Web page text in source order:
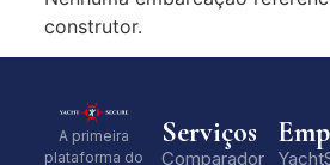
construtor.
A primeira
plataforma do
Serviços
Comparador